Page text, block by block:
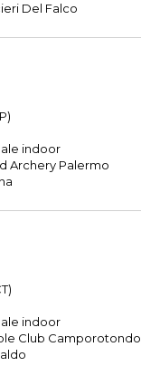
Del Falco
indoor
Archery Palermo
indoor
Club Camporotondo